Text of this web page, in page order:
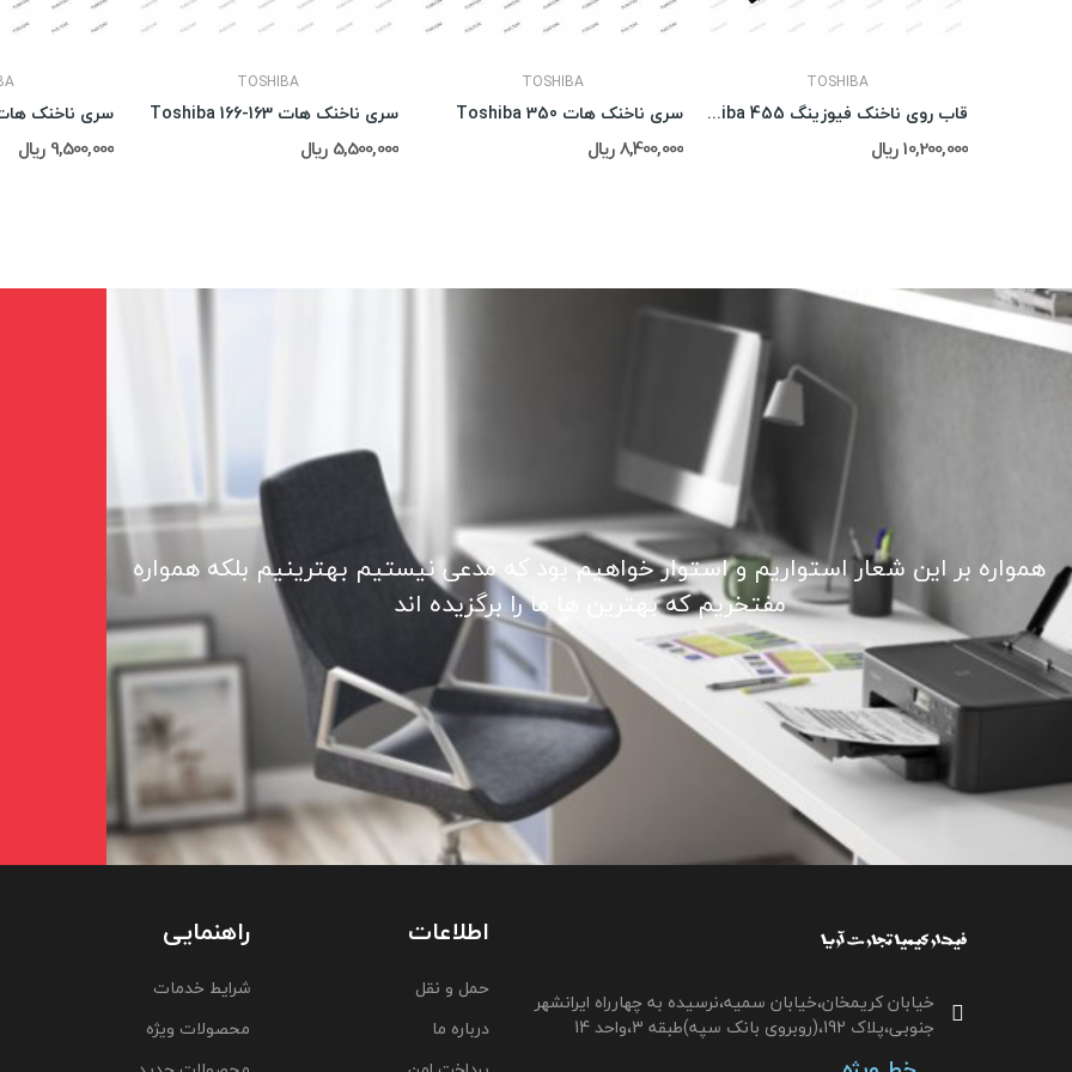
9,500,000 ریال
TOSHIBA
سری ناخنک هات Toshiba 166-163
5,500,000 ریال
TOSHIBA
سری ناخنک هات Toshiba 350
8,400,000 ریال
TOSHIBA
قاب روی ناخنک فیوزینگ Toshiba 455
10,200,000 ریال
همواره بر این شعار استواریم و استوار خواهیم بود که مدعی نیستیم بهترینیم بلکه همواره
مفتخریم که بهترین ها ما را برگزیده اند
خیابان کریمخان،خیابان سمیه،نرسیده به چهارراه ایرانشهر
جنوبی،پلاک 192،(روبروی بانک سپه)طبقه 3،واحد 14
اطلاعات
حمل و نقل
درباره ما
راهنمایی
شرایط خدمات
محصولات ویژه